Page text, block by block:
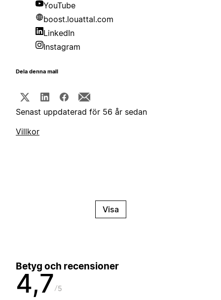
YouTube
boost.louattal.com
LinkedIn
Instagram
Dela denna mall
Senast uppdaterad för 56 år sedan
Villkor
Visa
Betyg och recensioner
4,7 5